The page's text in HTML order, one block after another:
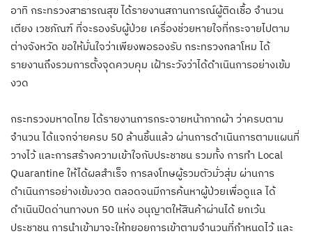
อาทิ กระทรวงสาธารณสุข ได้รายงานสถานการณ์ผู้ติดเชื้อ จำนวน
เตียง เวชภัณฑ์ ที่จะรองรับผู้ป่วย เครื่องช่วยหายใจที่กระจายไปตาม
ต่างจังหวัด ขอให้มั่นใจว่าเพียงพอรองรับ กระทรวงกลาโหม ได้
รายงานถึงรวมการตั้งจุดควบคุม เฝ้าระวังว่าได้ดำเนินการอย่างเข้ม
งวด
กระทรวงมหาดไทย ได้รายงานการกระจายหน้ากากผ้า ว่าครบตาม
จำนวน ได้แจกจ่ายครบ 50 ล้านชิ้นแล้ว ผ่านการดำเนินการตามแผนที่
วางไว้ และการสร้างความเข้าใจกับประชาชน รวมทั้ง การทำ Local
Quarantine ให้ได้ผลสำเร็จ การลงโทษผู้รวมตัวมั่วสุ่ม ผ่านการ
ดำเนินการอย่างเข้มงวด ตลอดจนมีการค้นหาผู้ป่วยเพื่อดูแล ได้
ดำเนินปิดด่านทางบก 50 แห่ง อนุญาตให้สินค้าผ่านได้ ยกเว้น
ประชาชน การนำเข้ามาจะให้ทยอยการเข้าตามจำนวนที่กำหนดไว้ และ